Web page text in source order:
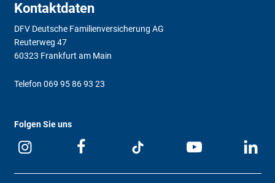
Kontaktdaten
DFV Deutsche Familienversicherung AG
Reuterweg 47
60323 Frankfurt am Main
Telefon 069 95 86 93 23
Folgen Sie uns